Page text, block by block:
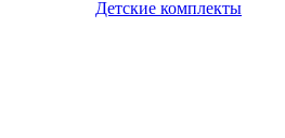
Детские комплекты